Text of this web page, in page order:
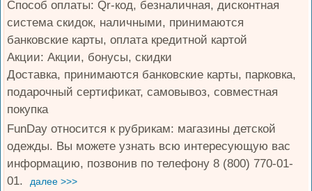
Способ оплаты: Qr-код, безналичная, дисконтная
система скидок, наличными, принимаются
банковские карты, оплата кредитной картой
Акции: Акции, бонусы, скидки
Доставка, принимаются банковские карты, парковка,
подарочный сертификат, самовывоз, совместная
покупка
FunDay относится к рубрикам: магазины детской
одежды. Вы можете узнать всю интересующую вас
информацию, позвонив по телефону 8 (800) 770-01-
01.
далее >>>